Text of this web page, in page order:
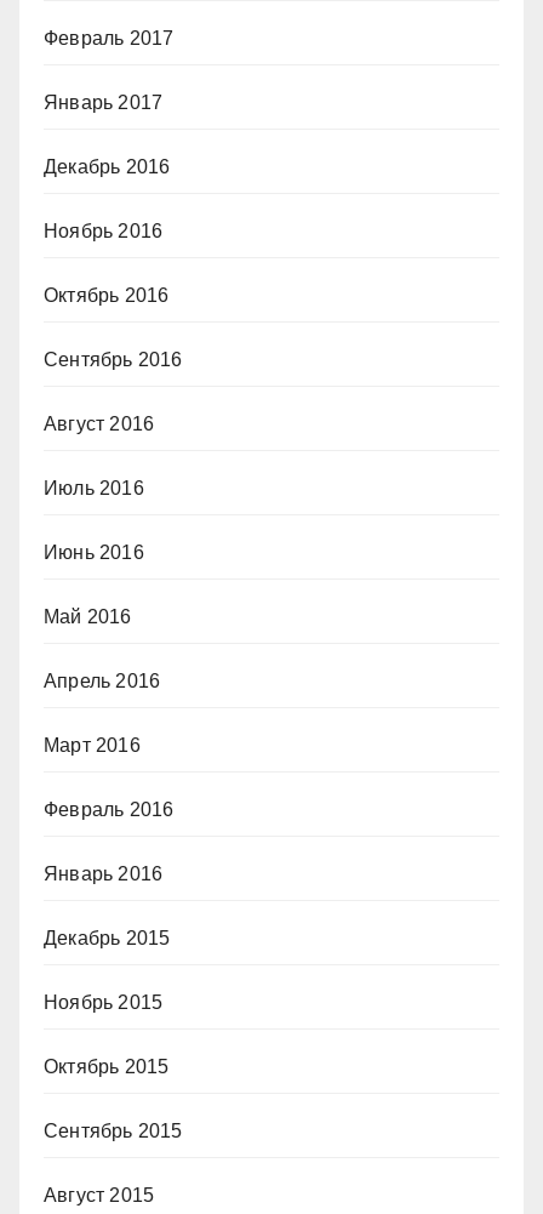
Февраль 2017
Январь 2017
Декабрь 2016
Ноябрь 2016
Октябрь 2016
Сентябрь 2016
Август 2016
Июль 2016
Июнь 2016
Май 2016
Апрель 2016
Март 2016
Февраль 2016
Январь 2016
Декабрь 2015
Ноябрь 2015
Октябрь 2015
Сентябрь 2015
Август 2015